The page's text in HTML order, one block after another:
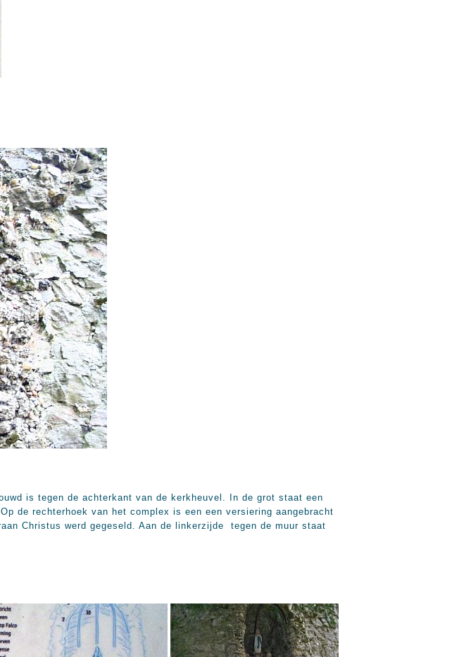
is tegen de achterkant van de kerkheuvel. In de grot staat een
de rechterhoek van het complex is een een versiering aangebracht
Christus werd gegeseld. Aan de linkerzijde tegen de muur staat